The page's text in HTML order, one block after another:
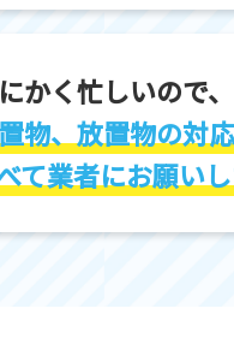
かく忙しいので、
物、放置物の対
て業者にお願いし